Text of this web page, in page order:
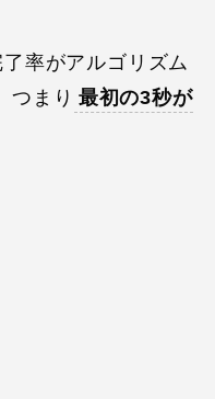
率がアルゴリズム
つまり 最初の3秒が